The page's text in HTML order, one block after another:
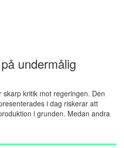
undermålig
kritik mot regeringen. Den
i dag riskerar att
i grunden. Medan andra